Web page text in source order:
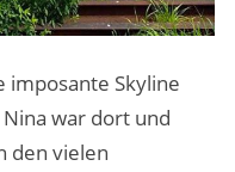
imposante Skyline
war dort und
den vielen